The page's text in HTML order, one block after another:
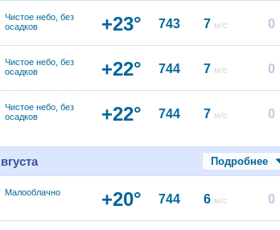
Чистое небо, без
осадков
+23° 743 7 м/с 0
Чистое небо, без
осадков
+22° 744 7 м/с 0
Чистое небо, без
осадков
+22° 744 7 м/с 0
Подробнее
Малооблачно +20° 744 6 м/с 0